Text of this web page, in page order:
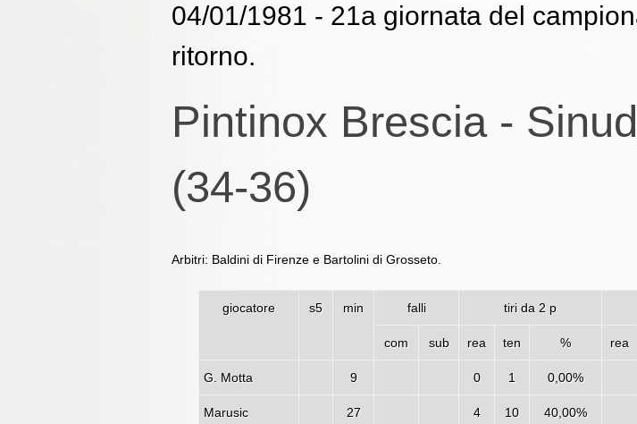
04/01/1981 - 21a giornata del
ritorno.
Pintinox Brescia -
(34-36)
Arbitri: Baldini di Firenze e Bartolini di Grosseto.
giocatore s5 min falli tiri da 2 p
com sub rea ten % rea
G. Motta 9 0 1 0,00%
Marusic 27 4 10 40,00%